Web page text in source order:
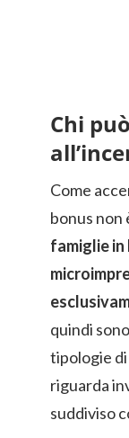
Chi
Come
bonus non
famiglie in
quindi
tipologie di
riguarda
suddiviso